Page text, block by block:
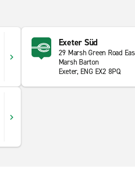
Exeter Süd
29 Marsh Green Road
Marsh Barton
Exeter, ENG EX2 8PQ